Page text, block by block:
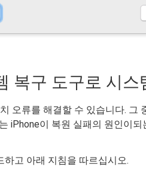
복구 도구로 시스
오류를 해결할 수 있습니다. 그
iPhone이 복원 실패의 원인이
고 아래 지침을 따르십시오.